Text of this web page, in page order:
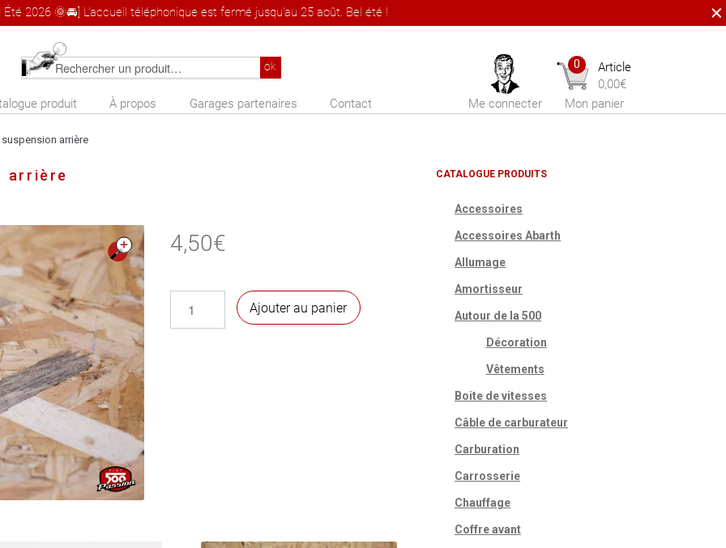
Été 2026 🌞🚘] L'accueil téléphonique est fermé jusqu'au 25 août. Bel été !
Rechercher
produit
ok
produit À propos Garages partenaires Contact Me connecter
0
Article
0,00€
Mon panier
arrière
arrière
4,50€
Ajouter au panier
CATALOGUE PRODUITS
Accessoires
Accessoires Abarth
Allumage
Amortisseur
Autour de la 500
Décoration
Vêtements
Boite de vitesses
Câble de carburateur
Carburation
Carrosserie
Chauffage
Coffre avant